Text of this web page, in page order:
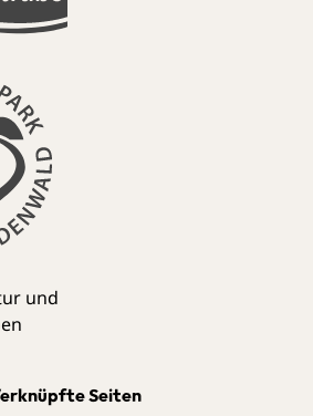
Seiten